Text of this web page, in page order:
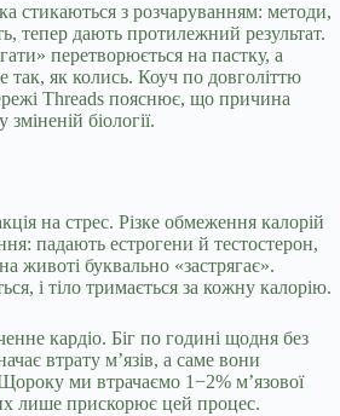
стикаються з розчаруванням: методи,
тепер дають протилежний результат.
перетворюється на пастку, а
так, як колись. Коуч по довголіттю
Threads пояснює, що причина
біології.
на стрес. Різке обмеження калорій
падають естрогени й тестостерон,
животі буквально «застрягає».
і тіло тримається за кожну калорію.
кардіо. Біг по годині щодня без
втрату м’язів, а саме вони
ми втрачаємо 1−2% м’язової
лише прискорює цей процес.